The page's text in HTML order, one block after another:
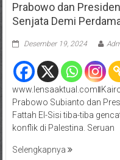
Prabowo dan
Senjata Demi
Desember 19, 2024
Prabowo Subianto dan
Fattah El-Sisi tiba-tiba
konflik di Palestina. Seruan
Selengkapnya